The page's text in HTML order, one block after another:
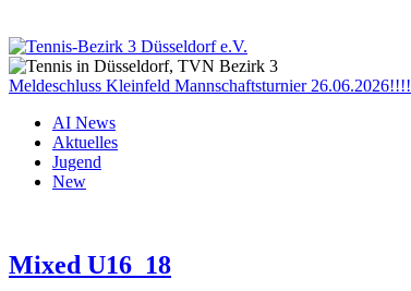
Meldeschluss Kleinfeld Mannschaftsturnier 26.06.2026!!!!
AI News
Aktuelles
Jugend
New
Mixed U16_18